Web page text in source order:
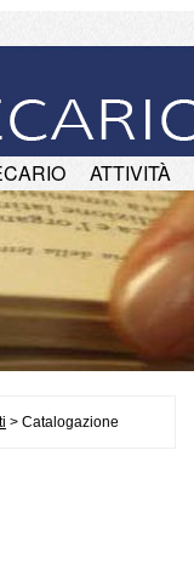
ATTIVITÀ
> Catalogazione